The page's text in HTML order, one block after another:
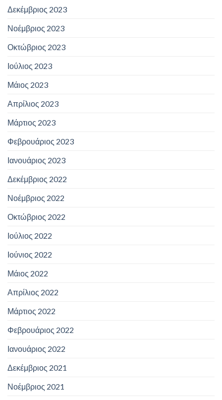
Δεκέμβριος 2023
Νοέμβριος 2023
Οκτώβριος 2023
Ιούλιος 2023
Μάιος 2023
Απρίλιος 2023
Μάρτιος 2023
Φεβρουάριος 2023
Ιανουάριος 2023
Δεκέμβριος 2022
Νοέμβριος 2022
Οκτώβριος 2022
Ιούλιος 2022
Ιούνιος 2022
Μάιος 2022
Απρίλιος 2022
Μάρτιος 2022
Φεβρουάριος 2022
Ιανουάριος 2022
Δεκέμβριος 2021
Νοέμβριος 2021